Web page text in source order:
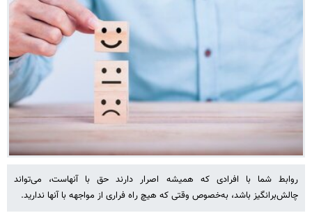
روابط شما با افرادی که همیشه اصرار دارند حق با آنهاست، می‌تواند
چالش‌برانگیز باشد، به‌خصوص وقتی که هیچ راه فراری از مواجهه با آنها ندارید.